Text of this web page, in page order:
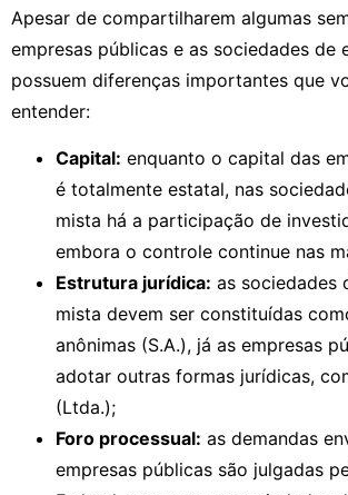
Apesar de compartilharem algumas
empresas públicas e as sociedades de
possuem diferenças importantes que
entender:
Capital: enquanto o capital das
é totalmente estatal, nas
mista há a participação de
embora o controle continue nas
Estrutura jurídica: as sociedades
mista devem ser constituídas
anônimas (S.A.), já as empresas
adotar outras formas jurídicas,
(Ltda.);
Foro processual: as demandas
empresas públicas são julgadas